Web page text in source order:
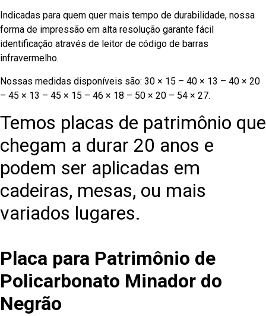
Indicadas para quem quer mais tempo de durabilidade, nossa
forma de impressão em alta resolução garante fácil
identificação através de leitor de código de barras
infravermelho.
Nossas medidas disponíveis são: 30 × 15 – 40 × 13 – 40 × 20
– 45 × 13 – 45 × 15 – 46 × 18 – 50 × 20 – 54 × 27.
Temos placas de patrimônio que
chegam a durar 20 anos e
podem ser aplicadas em
cadeiras, mesas, ou mais
variados lugares.
Placa para Patrimônio de
Policarbonato Minador do
Negrão